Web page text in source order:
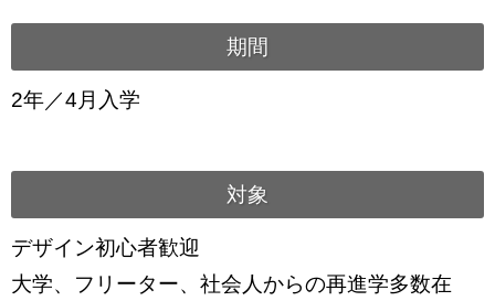
期間
2年／4月入学
対象
デザイン初心者歓迎
大学、フリーター、社会人からの再進学多数在